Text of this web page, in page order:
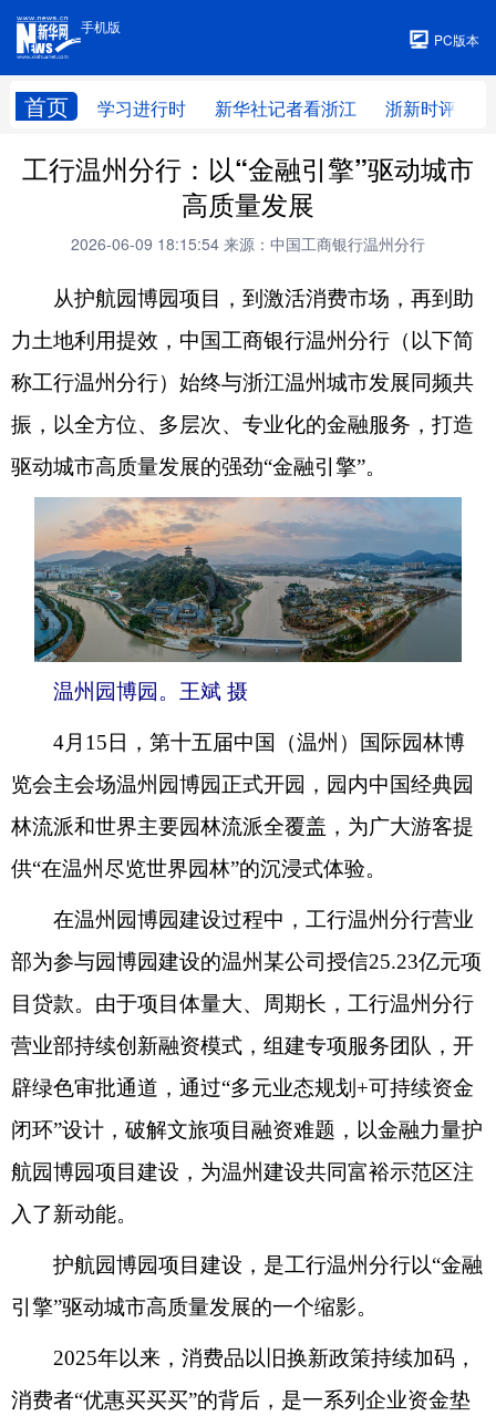
手机版
PC版本
首页 学习进行时 新华社记者看浙江 浙新时评
手机版
工行温州分行：以“金融引擎”驱动城市
高质量发展
2026-06-09 18:15:54 来源：中国工商银行温州分行
从护航园博园项目，到激活消费市场，再到助
力土地利用提效，中国工商银行温州分行（以下简
称工行温州分行）始终与浙江温州城市发展同频共
振，以全方位、多层次、专业化的金融服务，打造
驱动城市高质量发展的强劲“金融引擎”。
温州园博园。王斌 摄
4月15日，第十五届中国（温州）国际园林博
览会主会场温州园博园正式开园，园内中国经典园
林流派和世界主要园林流派全覆盖，为广大游客提
供“在温州尽览世界园林”的沉浸式体验。
在温州园博园建设过程中，工行温州分行营业
部为参与园博园建设的温州某公司授信25.23亿元项
目贷款。由于项目体量大、周期长，工行温州分行
营业部持续创新融资模式，组建专项服务团队，开
辟绿色审批通道，通过“多元业态规划+可持续资金
闭环”设计，破解文旅项目融资难题，以金融力量护
航园博园项目建设，为温州建设共同富裕示范区注
入了新动能。
护航园博园项目建设，是工行温州分行以“金融
引擎”驱动城市高质量发展的一个缩影。
2025年以来，消费品以旧换新政策持续加码，
消费者“优惠买买买”的背后，是一系列企业资金垫